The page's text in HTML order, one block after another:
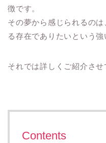
徴です。
その夢から感じられるの
る存在でありたいという強
それでは詳しくご紹介させ
Contents